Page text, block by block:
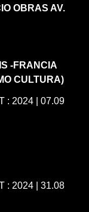
OBRAS AV.
-FRANCIA
CULTURA)
: 2024 | 07.09
: 2024 | 31.08